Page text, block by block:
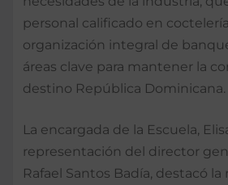
personal calificado en
organización integral de
áreas clave para mantener la
destino República Dominicana.
La encargada de la Escuela,
representación del director
Rafael Santos Badía, destacó la